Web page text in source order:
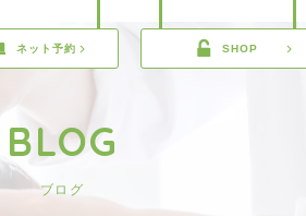
ネット予約 SHOP
BLOG
ブログ